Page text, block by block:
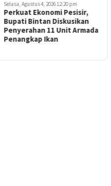
Selasa, Agustus 4, 2026 12:20 pm
Perkuat Ekonomi Pesisir,
Bupati Bintan Diskusikan
Penyerahan 11 Unit Armada
Penangkap Ikan